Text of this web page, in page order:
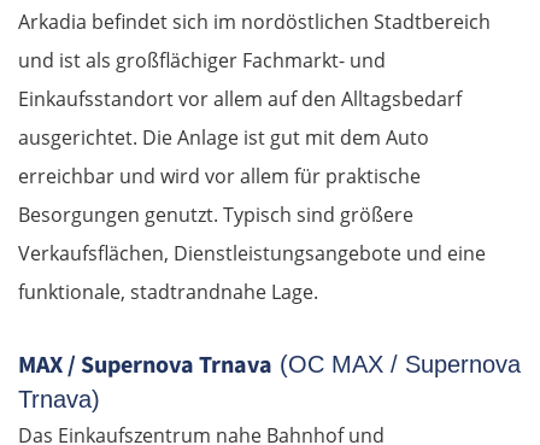
Arkadia befindet sich im nordöstlichen Stadtbereich
und ist als großflächiger Fachmarkt- und
Einkaufsstandort vor allem auf den Alltagsbedarf
ausgerichtet. Die Anlage ist gut mit dem Auto
erreichbar und wird vor allem für praktische
Besorgungen genutzt. Typisch sind größere
Verkaufsflächen, Dienstleistungsangebote und eine
funktionale, stadtrandnahe Lage.
MAX / Supernova Trnava (OC MAX / Supernova
Trnava)
Das Einkaufszentrum nahe Bahnhof und